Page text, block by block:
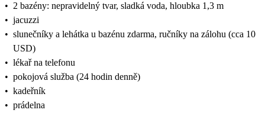
• 2 bazény: nepravidelný tvar, sladká voda, hloubka 1,3 m
• jacuzzi
• slunečníky a lehátka u bazénu zdarma, ručníky na zálohu (cca 10
USD)
• lékař na telefonu
• pokojová služba (24 hodin denně)
• kadeřník
• prádelna